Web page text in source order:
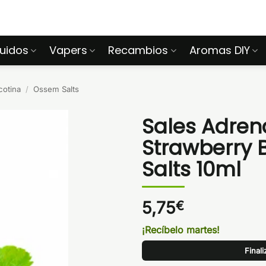
Vapers Recambios Aromas DIY
/ Ossem Salts
Sales
Strawberry
Salts 10ml
5,75€
¡Recíbelo martes!